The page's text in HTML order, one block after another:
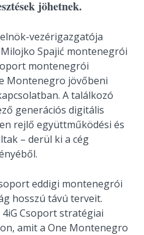
jöhetnek.
vezérigazgatója
Spajić montenegrói
montenegrói
Montenegro jövőbeni
A találkozó
generációs digitális
rejlő együttműködési és
– derül ki a cég
eddigi montenegrói
hosszú távú terveit.
Csoport stratégiai
amit a One Montenegro